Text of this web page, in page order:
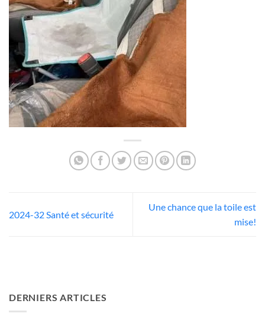
2024-32 Santé et sécurité
Une chance que la toile est
mise!
DERNIERS ARTICLES